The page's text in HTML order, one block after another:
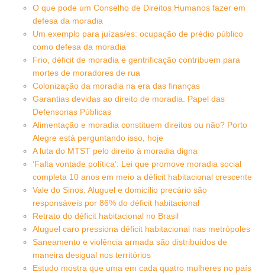
O que pode um Conselho de Direitos Humanos fazer em
defesa da moradia
Um exemplo para juízas/es: ocupação de prédio público
como defesa da moradia
Frio, déficit de moradia e gentrificação contribuem para
mortes de moradores de rua
Colonização da moradia na era das finanças
Garantias devidas ao direito de moradia. Papel das
Defensorias Públicas
Alimentação e moradia constituem direitos ou não? Porto
Alegre está perguntando isso, hoje
A luta do MTST pelo direito à moradia digna
‘Falta vontade política’: Lei que promove moradia social
completa 10 anos em meio a déficit habitacional crescente
Vale do Sinos. Aluguel e domicílio precário são
responsáveis por 86% do déficit habitacional
Retrato do déficit habitacional no Brasil
Aluguel caro pressiona déficit habitacional nas metrópoles
Saneamento e violência armada são distribuídos de
maneira desigual nos territórios
Estudo mostra que uma em cada quatro mulheres no país